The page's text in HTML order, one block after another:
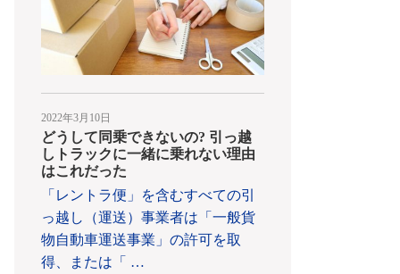
2022年3月10日
どうして同乗できないの? 引っ越
しトラックに一緒に乗れない理由
はこれだった
「レントラ便」を含むすべての引
っ越し（運送）事業者は「一般貨
物自動車運送事業」の許可を取
得、または「 …